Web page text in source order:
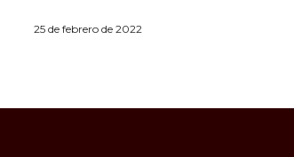
25 de febrero de 2022